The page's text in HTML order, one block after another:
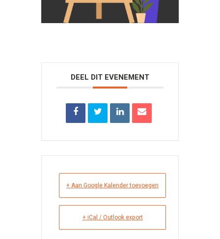
DEEL DIT EVENEMENT
+ Aan Google Kalender toevoegen
+ iCal / Outlook export